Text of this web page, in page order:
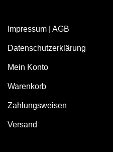
Impressum AGB
Datenschutzerklärung
Mein Konto
Warenkorb
Zahlungsweisen
Versand